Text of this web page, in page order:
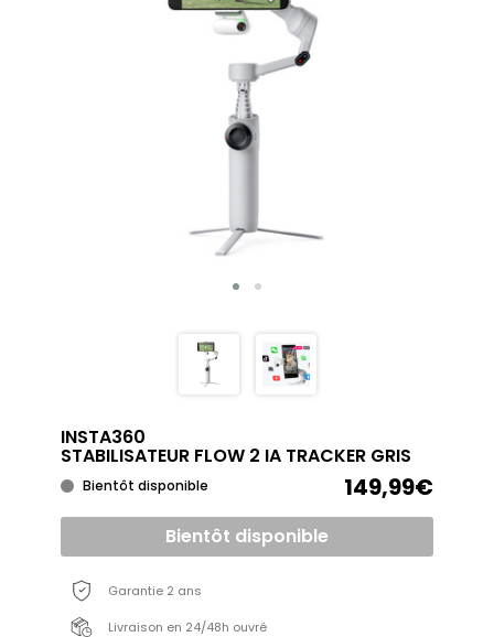
INSTA360
STABILISATEUR FLOW 2 IA TRACKER GRIS
Bientôt disponible 149,99€
Bientôt disponible
Garantie 2 ans
Livraison en 24/48h ouvré